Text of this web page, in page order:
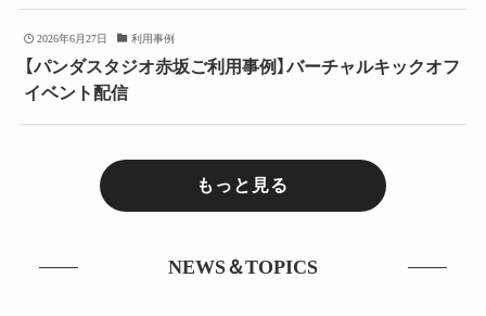
2026年6月27日 利用事例
【パンダスタジオ赤坂ご利用事例】バーチャルキックオフ
イベント配信
もっと見る
NEWS＆TOPICS